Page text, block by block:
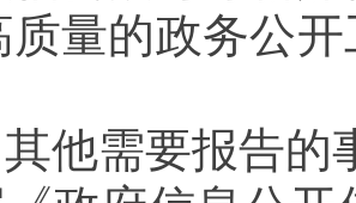
质量的政务公
他需要报告的